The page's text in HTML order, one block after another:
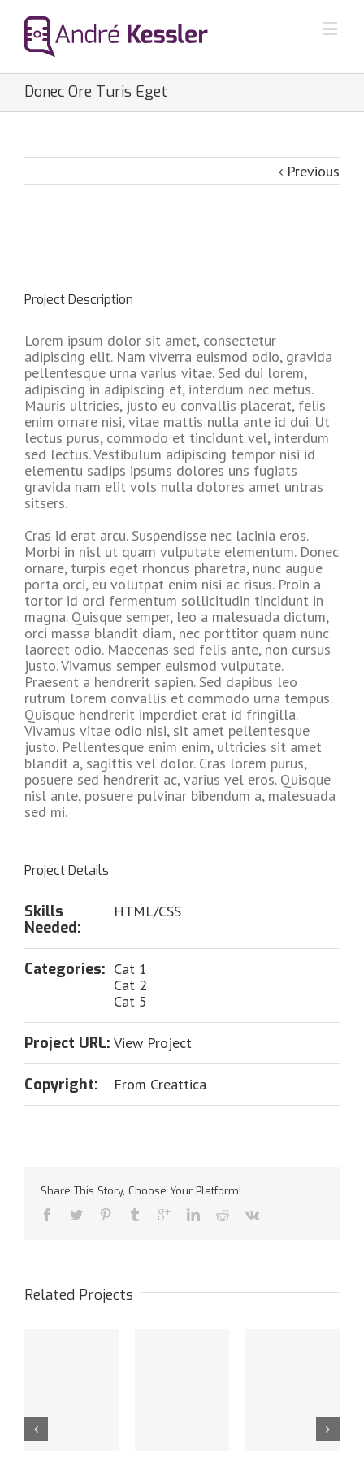
Donec Ore Turis Eget
Previous
Project Description
Lorem ipsum dolor sit amet, consectetur
adipiscing elit. Nam viverra euismod odio, gravida
pellentesque urna varius vitae. Sed dui lorem,
adipiscing in adipiscing et, interdum nec metus.
Mauris ultricies, justo eu convallis placerat, felis
enim ornare nisi, vitae mattis nulla ante id dui. Ut
lectus purus, commodo et tincidunt vel, interdum
sed lectus. Vestibulum adipiscing tempor nisi id
elementu sadips ipsums dolores uns fugiats
gravida nam elit vols nulla dolores amet untras
sitsers.
Cras id erat arcu. Suspendisse nec lacinia eros.
Morbi in nisl ut quam vulputate elementum. Donec
ornare, turpis eget rhoncus pharetra, nunc augue
porta orci, eu volutpat enim nisi ac risus. Proin a
tortor id orci fermentum sollicitudin tincidunt in
magna. Quisque semper, leo a malesuada dictum,
orci massa blandit diam, nec porttitor quam nunc
laoreet odio. Maecenas sed felis ante, non cursus
justo. Vivamus semper euismod vulputate.
Praesent a hendrerit sapien. Sed dapibus leo
rutrum lorem convallis et commodo urna tempus.
Quisque hendrerit imperdiet erat id fringilla.
Vivamus vitae odio nisi, sit amet pellentesque
justo. Pellentesque enim enim, ultricies sit amet
blandit a, sagittis vel dolor. Cras lorem purus,
posuere sed hendrerit ac, varius vel eros. Quisque
nisl ante, posuere pulvinar bibendum a, malesuada
sed mi.
Project Details
Skills
Needed:
HTML/CSS
Categories: Cat 1
Cat 2
Cat 5
Project URL: View Project
Copyright: From Creattica
Share This Story, Choose Your Platform!
Related Projects